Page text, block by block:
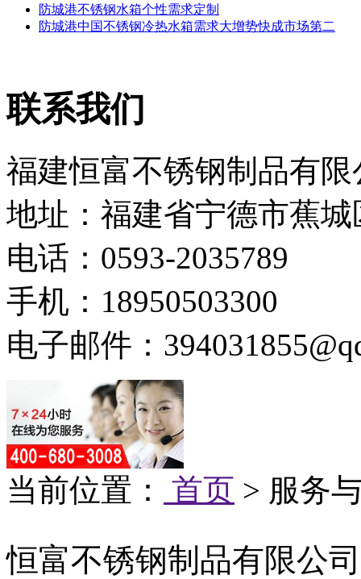
防城港不锈钢水箱个性需求定制
防城港中国不锈钢冷热水箱需求大增势快成市场第二
联系我们
福建恒富不锈钢制品有限
地址：福建省宁德市蕉城
电话：0593-2035789
手机：18950503300
电子邮件：
当前位置： 首页 > 服务
恒富不锈钢制品有限公